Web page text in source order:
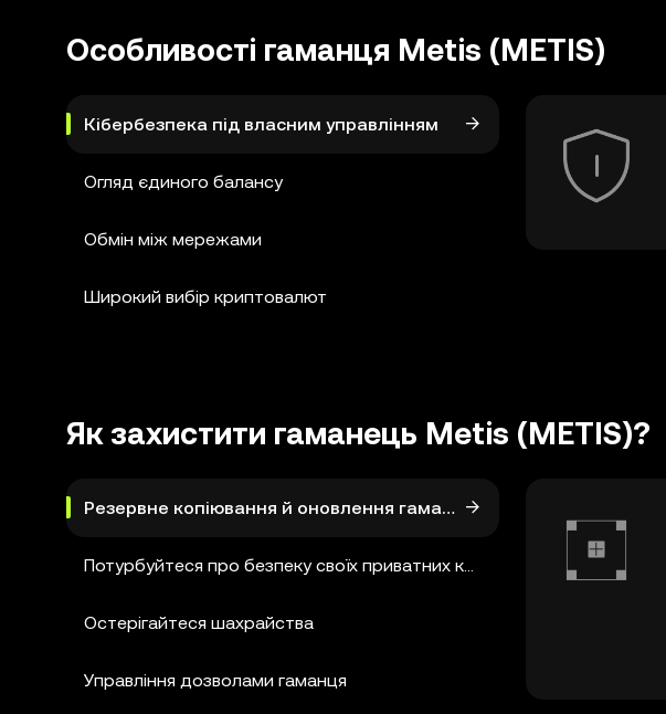
Особливості гаманця Metis (METIS)
Кібербезпека під власним управлінням
Огляд єдиного балансу
Обмін між мережами
Широкий вибір криптовалют
Як захистити гаманець Metis (METIS)?
Резервне копіювання й оновлення гаманця Metis
Потурбуйтеся про безпеку своїх приватних ключів і сід-фраз.
Остерігайтеся шахрайства
Управління дозволами гаманця